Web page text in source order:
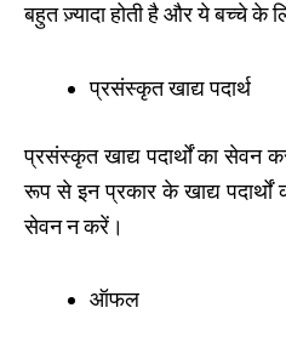
बहुत ज़्यादा होती है और ये बच्चे के
प्रसंस्कृत खाद्य पदार्थ
प्रसंस्कृत खाद्य पदार्थों का सेवन
रूप से इन प्रकार के खाद्य
सेवन न करें।
ऑफल